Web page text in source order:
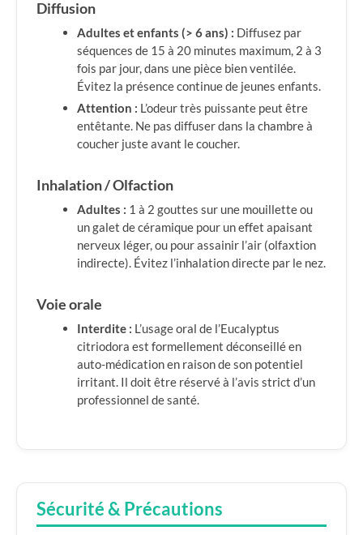
Diffusion
Adultes et enfants (> 6 ans) : Diffusez par
séquences de 15 à 20 minutes maximum, 2 à 3
fois par jour, dans une pièce bien ventilée.
Évitez la présence continue de jeunes enfants.
Attention : L’odeur très puissante peut être
entêtante. Ne pas diffuser dans la chambre à
coucher juste avant le coucher.
Inhalation / Olfaction
Adultes : 1 à 2 gouttes sur une mouillette ou
un galet de céramique pour un effet apaisant
nerveux léger, ou pour assainir l’air (olfaxtion
indirecte). Évitez l’inhalation directe par le nez.
Voie orale
Interdite : L’usage oral de l’Eucalyptus
citriodora est formellement déconseillé en
auto-médication en raison de son potentiel
irritant. Il doit être réservé à l’avis strict d’un
professionnel de santé.
Sécurité & Précautions